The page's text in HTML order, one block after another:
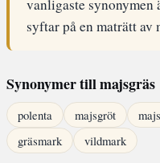
vanligaste synonymen
syftar på en maträtt av
Synonymer till majsgräs
polenta majsgröt
gräsmark
vildmark